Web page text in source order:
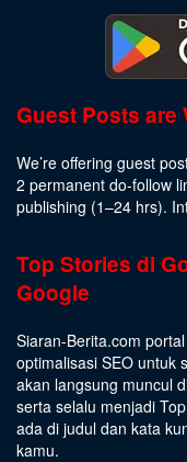
Guest Posts are
We’re offering guest
2 permanent do-follow
publishing (1–24 hrs).
Top Stories di
Google
Siaran-Berita.com
optimalisasi SEO untuk
akan langsung muncul
serta selalu menjadi
ada di judul dan kata
kamu.